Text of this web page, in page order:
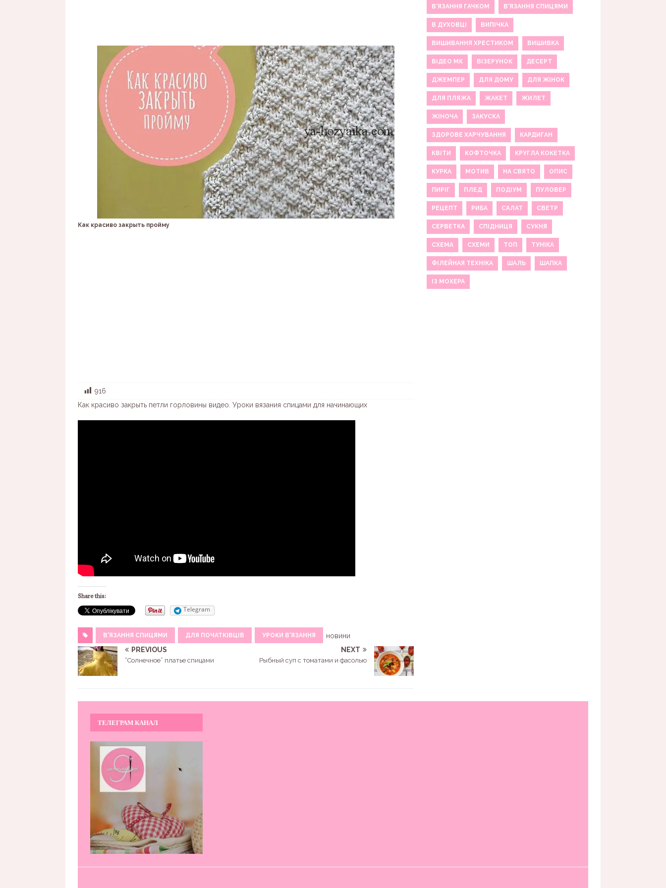
Как красиво закрыть пройму
916
Как красиво закрыть петли горловины видео. Уроки вязания спицами для начинающих
Share this:
Telegram
В'ЯЗАННЯ СПИЦЯМИ ДЛЯ ПОЧАТКІВЦІВ УРОКИ В'ЯЗАННЯ
новини
PREVIOUS
“Солнечное” платье спицами
NEXT
Рыбный суп с томатами и фасолью
В'ЯЗАННЯ ГАЧКОМ В'ЯЗАННЯ СПИЦЯМИ
В ДУХОВЦІ ВИПІЧКА
ВИШИВАННЯ ХРЕСТИКОМ ВИШИВКА
ВІДЕО МК ВІЗЕРУНОК ДЕСЕРТ
ДЖЕМПЕР ДЛЯ ДОМУ ДЛЯ ЖІНОК
ДЛЯ ПЛЯЖА ЖАКЕТ ЖИЛЕТ
ЖІНОЧА ЗАКУСКА
ЗДОРОВЕ ХАРЧУВАННЯ КАРДИГАН
КВІТИ КОФТОЧКА КРУГЛА КОКЕТКА
КУРКА МОТИВ НА СВЯТО ОПИС
ПИРІГ ПЛЕД ПОДІУМ ПУЛОВЕР
РЕЦЕПТ РИБА САЛАТ СВЕТР
СЕРВЕТКА СПІДНИЦЯ СУКНЯ
СХЕМА СХЕМИ ТОП ТУНІКА
ФІЛЕЙНАЯ ТЕХНІКА ШАЛЬ ШАПКА
ІЗ МОХЕРА
ТЕЛЕГРАМ КАНАЛ